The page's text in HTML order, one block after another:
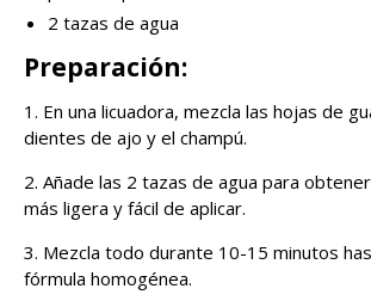
2 tazas de agua
Preparación:
1. En una licuadora, mezcla las hojas de
dientes de ajo y el champú.
2. Añade las 2 tazas de agua para
más ligera y fácil de aplicar.
3. Mezcla todo durante 10-15 minutos
fórmula homogénea.